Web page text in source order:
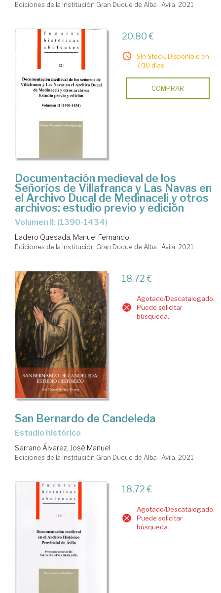
Ediciones de la Institución Gran Duque de Alba . Ávila, 2021
20,80 €
Sin Stock. Disponible en
7/10 días.
COMPRAR
Documentación medieval de los
Señoríos de Villafranca y Las Navas en
el Archivo Ducal de Medinaceli y otros
archivos: estudio previo y edición
Volumen II: (1390-1434)
Ladero Quesada, Manuel Fernando
Ediciones de la Institución Gran Duque de Alba . Ávila, 2021
18,72 €
Agotado/Descatalogado.
Puede solicitar
búsqueda.
San Bernardo de Candeleda
estudio histórico
Serrano Álvarez, José Manuel
Ediciones de la Institución Gran Duque de Alba . Ávila, 2021
18,72 €
Agotado/Descatalogado.
Puede solicitar
búsqueda.